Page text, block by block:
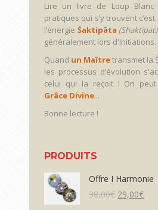
Lire un livre de Loup
pratiques qui s’y trouvent
l’énergie Śaktipāta (Shaktipat)
généralement lors d'Initiations.
Quand un Maîtretransmet la
les processus d’évolution
celui qui la reçoit ! On
Grâce Divine...
Bonne lecture !
PRODUITS
Offre I Harmonie
38,00€ Le
29,00€Le